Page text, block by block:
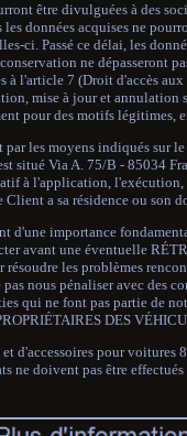
être divulguées à des
données acquises ne
ci. Passé ce délai, les
ne
l'article 7 (Droit d'accès
mise à jour et
pour des motifs légitimes,
les moyens indiqués sur
situé Via A. 75/B - 85034
à l'application,
Client a sa résidence ou son
d'une importance
avant une éventuelle
les problèmes
nous pénaliser avec des
qui ne font pas partie de
DES
d'accessoires pour
ne doivent pas être